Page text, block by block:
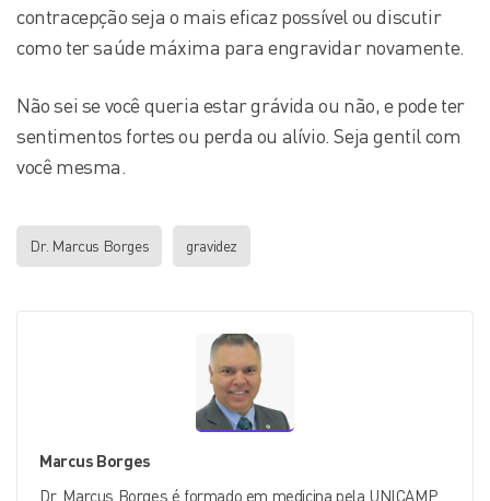
contracepção seja o mais eficaz possível ou discutir
como ter saúde máxima para engravidar novamente.
Não sei se você queria estar grávida ou não, e pode ter
sentimentos fortes ou perda ou alívio. Seja gentil com
você mesma.
Dr. Marcus Borges gravidez
Marcus Borges
Dr. Marcus Borges é formado em medicina pela UNICAMP,